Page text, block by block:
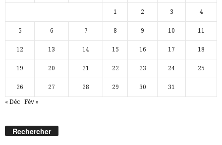
1 2 3 4
5 6 7 8 9 10 11
12 13 14 15 16 17 18
19 20 21 22 23 24 25
26 27 28 29 30 31
« Déc Fév »
Rechercher